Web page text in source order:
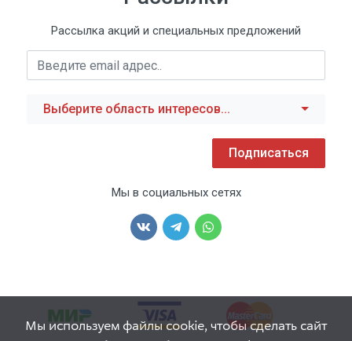
Рассылка акций и специальных предложений
Выберите область интересов...
Подписаться
Мы в социальных сетях
Мы используем файлы cookie, чтобы сделать сайт